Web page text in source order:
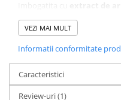
cearcanelor si a semnelor
luminoasa si odihnita.
Mod de utilizare:
Aplicati in fiecare dimineata
pielea curata din jurul
completa.
Pentru rezultate optime,
VEZI MAI MULT
Informatii conformitate
Caracteristici
Review-uri(1)